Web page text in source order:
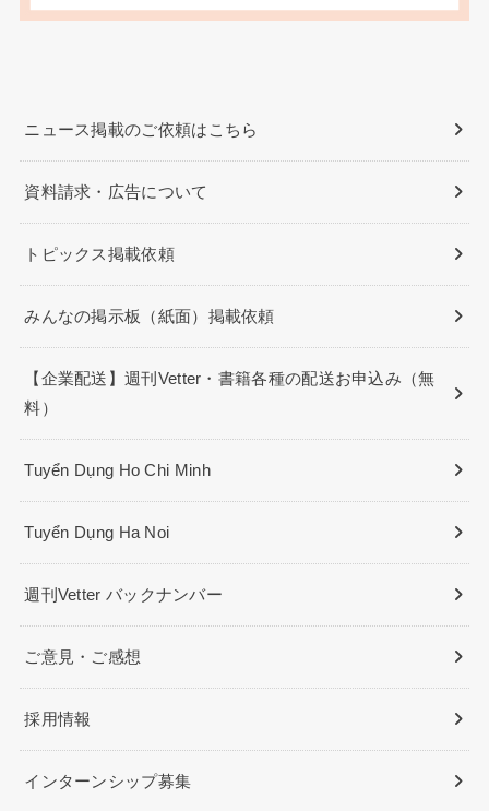
ニュース掲載のご依頼はこちら
資料請求・広告について
トピックス掲載依頼
みんなの掲示板（紙面）掲載依頼
【企業配送】週刊Vetter・書籍各種の配送お申込み（無
料）
Tuyển Dụng Ho Chi Minh
Tuyển Dụng Ha Noi
週刊Vetter バックナンバー
ご意見・ご感想
採用情報
インターンシップ募集